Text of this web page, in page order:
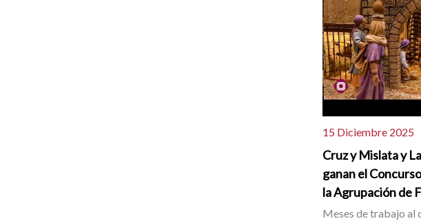
15 Diciembre 2025
Cruz y Mislata y
ganan el
la Agrupación de
Meses de trabajo al